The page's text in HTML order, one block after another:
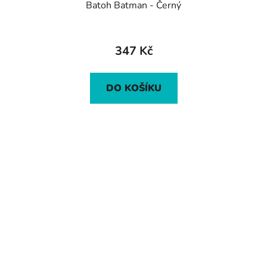
Batoh Batman - Černý
347 Kč
DO KOŠÍKU